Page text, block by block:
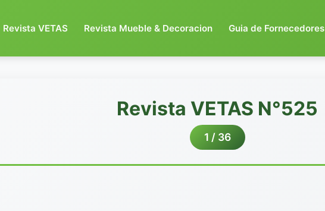
Revista VETAS Revista Mueble & Decoracion Guia de Fornecedores
Revista VETAS N°525
1 / 36